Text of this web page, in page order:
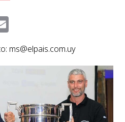
Email
ms@elpais.com.uy